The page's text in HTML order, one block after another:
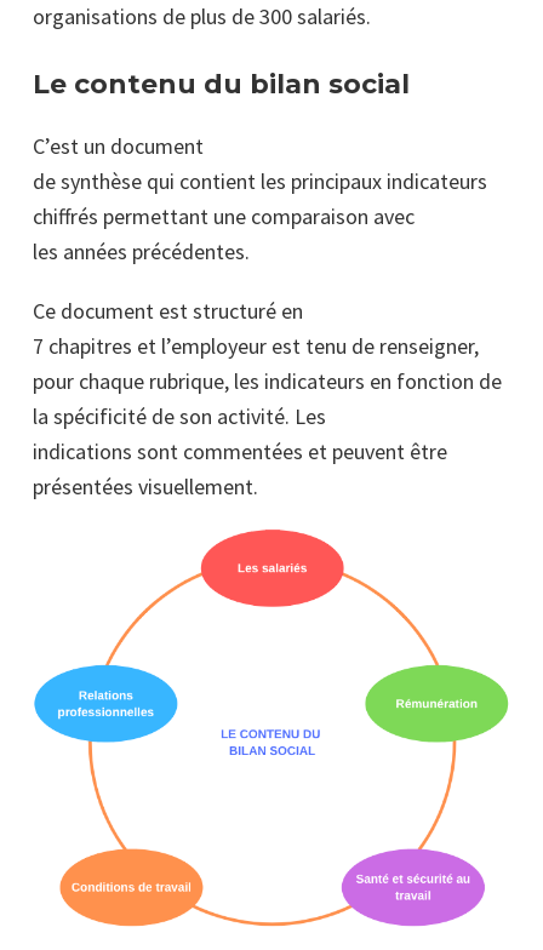
organisations de plus de 300 salariés.
Le contenu du bilan social
C’est un document
de synthèse qui contient les principaux indicateurs
chiffrés permettant une comparaison avec
les années précédentes.
Ce document est structuré en
7 chapitres et l’employeur est tenu de renseigner,
pour chaque rubrique, les indicateurs en fonction de
la spécificité de son activité. Les
indications sont commentées et peuvent être
présentées visuellement.